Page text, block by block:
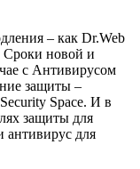
– как Dr.Web
Cроки новой и
с Антивирусом
защиты –
Space. И в
защиты для
антивирус для